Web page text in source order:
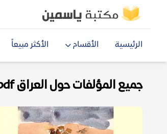
الرئيسية الأقسام الأكثر مبيعاً
جميع المؤلفات حول العراق pdf